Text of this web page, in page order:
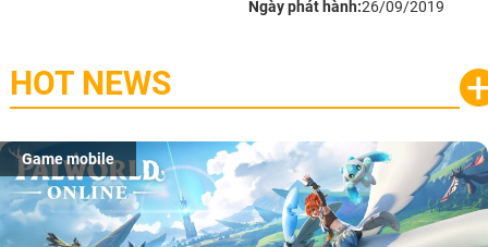
Ngày phát hành:26/09/2019
HOT NEWS
Game mobile